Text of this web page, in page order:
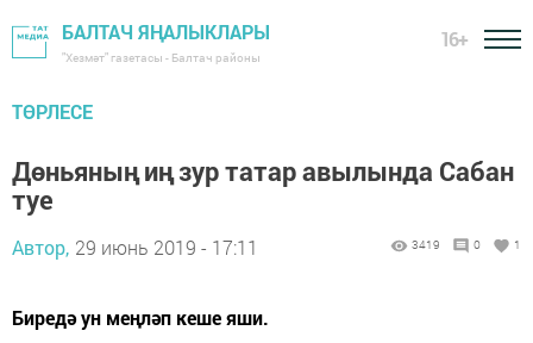
БАЛТАЧ ЯҢАЛЫКЛАРЫ
"Хезмәт" газетасы - Балтач районы
16+
ТӨРЛЕСЕ
Дөньяның иң зур татар авылында Сабан
туе
Автор, 29 июнь 2019 - 17:11 3419 0 1
Биредә ун меңләп кеше яши.